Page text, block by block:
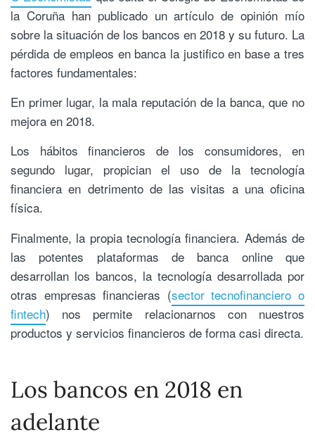
la Coruña han publicado un artículo de opinión mío
sobre la situación de los bancos en 2018 y su futuro. La
pérdida de empleos en banca la justifico en base a tres
factores fundamentales:
En primer lugar, la mala reputación de la banca, que no
mejora en 2018.
Los hábitos financieros de los consumidores, en
segundo lugar, propician el uso de la tecnología
financiera en detrimento de las visitas a una oficina
física.
Finalmente, la propia tecnología financiera. Además de
las potentes plataformas de banca online que
desarrollan los bancos, la tecnología desarrollada por
otras empresas financieras (sector tecnofinanciero o
fintech) nos permite relacionarnos con nuestros
productos y servicios financieros de forma casi directa.
Los bancos en 2018 en
adelante